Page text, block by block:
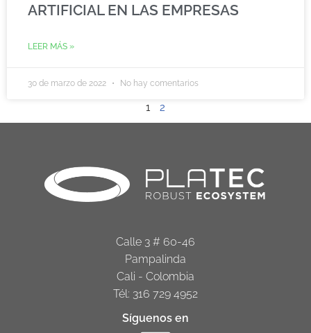
ARTIFICIAL EN LAS EMPRESAS
LEER MÁS »
30 de marzo de 2022 No hay comentarios
1 2
Calle 3 # 60-46
Pampalinda
Cali - Colombia
Tél: 316 729 4952
Síguenos en